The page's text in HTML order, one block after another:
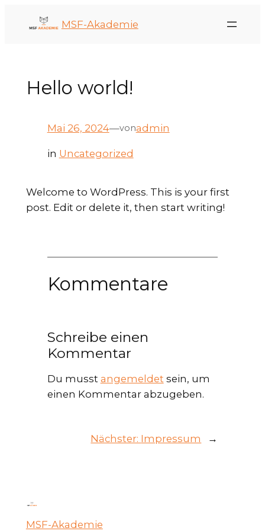
MSF-Akademie
Hello world!
Mai 26, 2024—vonadmin
in Uncategorized
Welcome to WordPress. This is your first
post. Edit or delete it, then start writing!
Kommentare
Schreibe einen
Kommentar
Du musst angemeldet sein, um
einen Kommentar abzugeben.
Nächster: Impressum →
MSF-Akademie